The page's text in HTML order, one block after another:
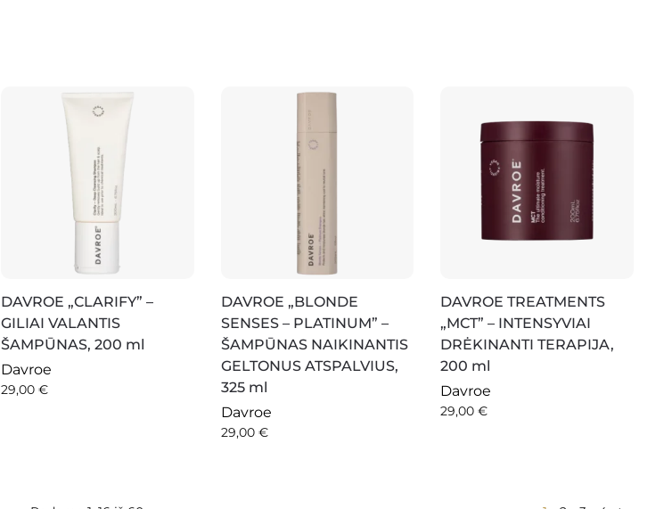
DAVROE „CLARIFY” –
GILIAI VALANTIS
ŠAMPŪNAS, 200 ml
Davroe
29,00 €
DAVROE „BLONDE
SENSES – PLATINUM” –
ŠAMPŪNAS NAIKINANTIS
GELTONUS ATSPALVIUS,
325 ml
Davroe
29,00 €
DAVROE TREATMENTS
„MCT” – INTENSYVIAI
DRĖKINANTI TERAPIJA,
200 ml
Davroe
29,00€